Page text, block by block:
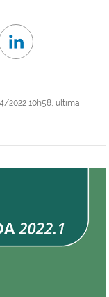
2022 10h58, última